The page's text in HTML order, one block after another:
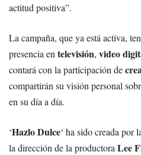
actitud positiva”.
La campaña, que ya está activa,
presencia en televisión, video
contará con la participación de
compartirán su visión personal
en su día a día.
‘Hazlo Dulce‘ ha sido creada por
la dirección de la productora Lee